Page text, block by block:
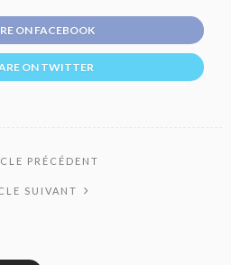
ON FACEBOOK
ON TWITTER
PRÉCÉDENT
SUIVANT